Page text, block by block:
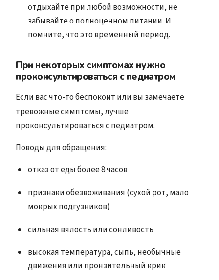
отдыхайте при любой возможности, не
забывайте о полноценном питании. И
помните, что это временный период.
При некоторых симптомах нужно
проконсультироваться с педиатром
Если вас что-то беспокоит или вы замечаете
тревожные симптомы, лучше
проконсультироваться с педиатром.
Поводы для обращения:
отказ от еды более 8 часов
признаки обезвоживания (сухой рот, мало
мокрых подгузников)
сильная вялость или сонливость
высокая температура, сыпь, необычные
движения или пронзительный крик